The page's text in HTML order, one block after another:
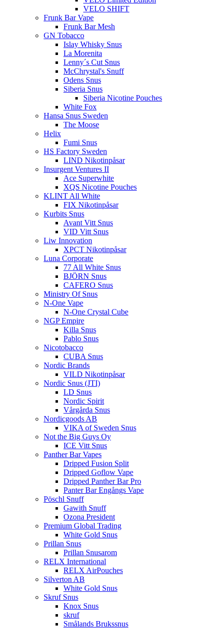
VELO SHIFT
Frunk Bar Vape
Frunk Bar Mesh
GN Tobacco
Islay Whisky Snus
La Morenita
Lenny´s Cut Snus
McChrystal's Snuff
Odens Snus
Siberia Snus
Siberia Nicotine Pouches
White Fox
Hansa Snus Sweden
The Moose
Helix
Fumi Snus
HS Factory Sweden
LIND Nikotinpåsar
Insurgent Ventures II
Ace Superwhite
XQS Nicotine Pouches
KLINT All White
FIX Nikotinpåsar
Kurbits Snus
Avant Vitt Snus
VID Vitt Snus
Liw Innovation
XPCT Nikotinpåsar
Luna Corporate
77 All White Snus
BJÖRN Snus
CAFERO Snus
Ministry Of Snus
N-One Vape
N-One Crystal Cube
NGP Empire
Killa Snus
Pablo Snus
Nicotobacco
CUBA Snus
Nordic Brands
VILD Nikotinpåsar
Nordic Snus (JTI)
LD Snus
Nordic Spirit
Vårgårda Snus
Nordicgoods AB
VIKA of Sweden Snus
Not the Big Guys Oy
ICE Vitt Snus
Panther Bar Vapes
Dripped Fusion Split
Dripped Goflow Vape
Dripped Panther Bar Pro
Panter Bar Engångs Vape
Pöschl Snuff
Gawith Snuff
Ozona President
Premium Global Trading
White Gold Snus
Prillan Snus
Prillan Snusarom
RELX International
RELX AirPouches
Silverton AB
White Gold Snus
Skruf Snus
Knox Snus
skruf
Smålands Brukssnus